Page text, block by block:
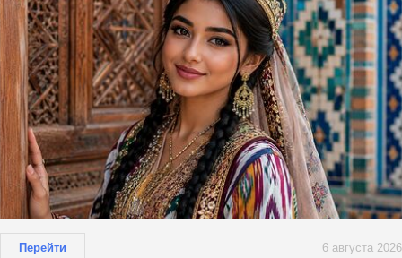
Перейти 6 августа 2026